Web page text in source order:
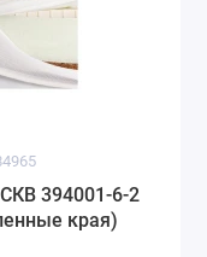
394001-6-2
края)